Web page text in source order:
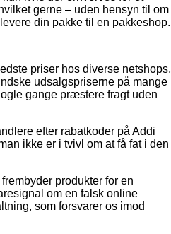
gerne – uden hensyn til om
din pakke til en pakkeshop.
priser hos diverse netshops,
udsalgspriserne på mange
gange præstere fragt uden
efter rabatkoder på Addi
ikke er i tvivl om at få fat i den
produkter for en
om en falsk online
som forsvarer os imod